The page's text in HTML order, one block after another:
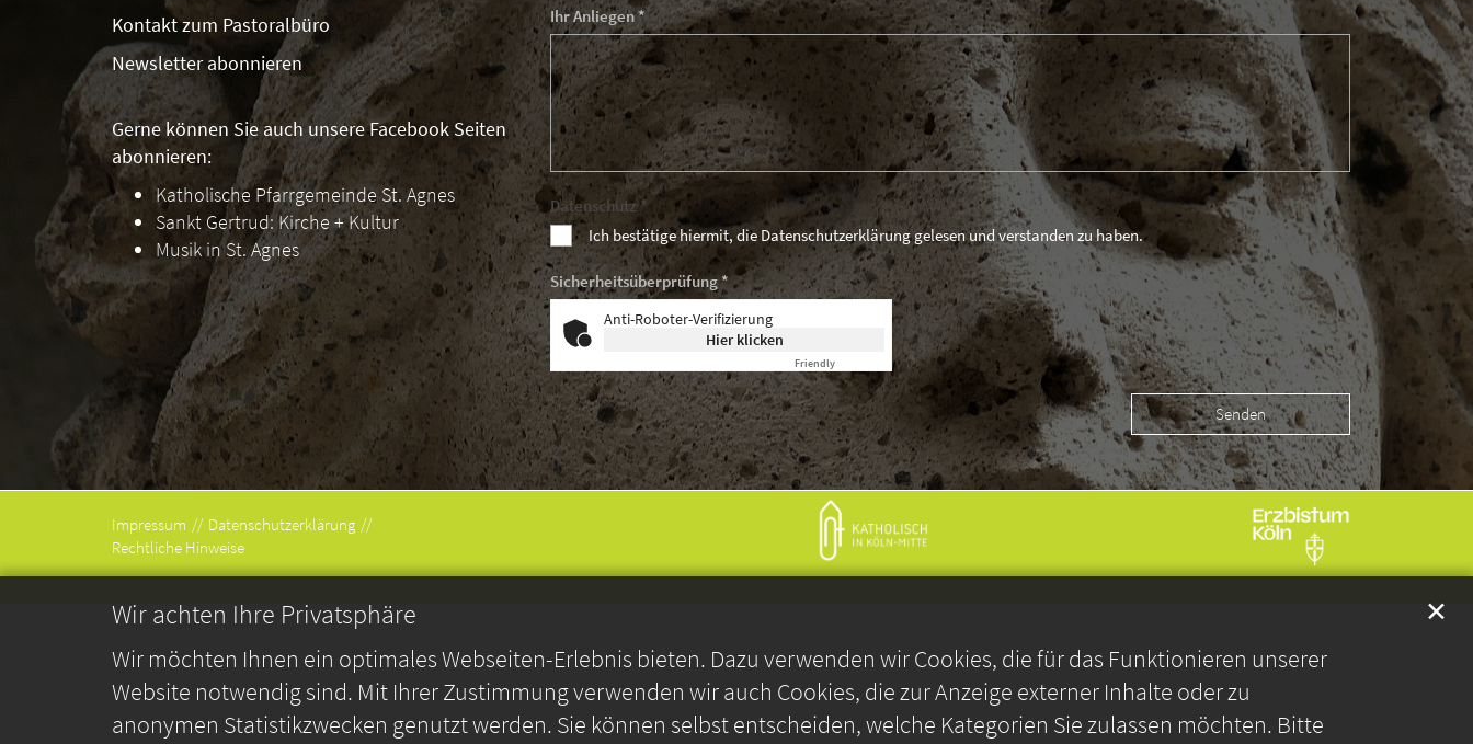
Wir achten Ihre Privatsphäre
Wir möchten Ihnen ein optimales Webseiten-Erlebnis bieten. Dazu verwenden wir Cookies, die für das Funktionieren unserer
Website notwendig sind. Mit Ihrer Zustimmung verwenden wir auch Cookies, die zur Anzeige externer Inhalte oder zu
anonymen Statistikzwecken genutzt werden. Sie können selbst entscheiden, welche Kategorien Sie zulassen möchten. Bitte
✕
Ihr Anliegen *
Datenschutz *
Ich bestätige hiermit, die Datenschutzerklärung gelesen und verstanden zu haben.
Sicherheitsüberprüfung *
Anti-Roboter-Verifizierung
Hier klicken
Friendly
Kontakt zum Pastoralbüro
Newsletter abonnieren
Gerne können Sie auch unsere Facebook Seiten
abonnieren:
Katholische Pfarrgemeinde St. Agnes
Sankt Gertrud: Kirche + Kultur
Musik in St. Agnes
Impressum
Datenschutzerklärung
Rechtliche Hinweise